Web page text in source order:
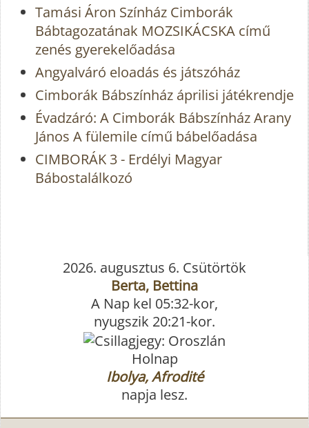
Tamási Áron Színház Cimborák
Bábtagozatának MOZSIKÁCSKA című
zenés gyerekelőadása
Angyalváró eloadás és játszóház
Cimborák Bábszínház áprilisi játékrendje
Évadzáró: A Cimborák Bábszínház Arany
János A fülemile című bábelőadása
CIMBORÁK 3 - Erdélyi Magyar
Bábostalálkozó
2026. augusztus 6. Csütörtök
Berta, Bettina
A Nap kel 05:32-kor,
nyugszik 20:21-kor.
Holnap
Ibolya, Afrodité
napja lesz.